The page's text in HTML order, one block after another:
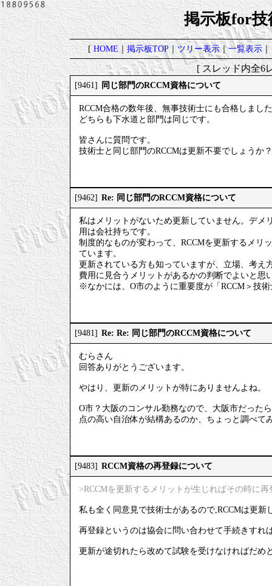
掲示板for技
[HOME｜掲示板TOP｜ツリー表示｜一覧表示｜
[ スレッド内全
[9461] 同じ部門のRCCM資格について
RCCM合格の数年後、無事技術士にも合格しまし
どちらも下水道と部門は同じです。
皆さんに質問です。
技術士と同じ部門のRCCMは更新不要でしょうか？
[9462] Re: 同じ部門のRCCM資格について
私はメリットがないため更新していません。デメ
用は会社持ちです。
制度的なものが変わって、RCCMを更新するメリ
ています。
更新されている方も知っていますが、立場、考
費用に見合うメリットがあるかの判断でよいと思
※なかには、O市のように重要度が「RCCM＞技
[9481] Re: Re: 同じ部門のRCCM資格について
むらさん
回答ありがとうございます。
やはり、更新のメリットが特にありませんよね。
O市？大阪のコンサル勤務なので、大阪市だった
点の高い自治体が結構あるのか、ちょっと調べて
[9483] RCCM資格の再登録について
>RCCMを更新するメリットが生じればその時に
私も全く同意見で技術士があるので,RCCMは更新
再登録というのは協会に問い合わせて手続きすれ
更新が途切れたら改めて試験を受けなければだめ